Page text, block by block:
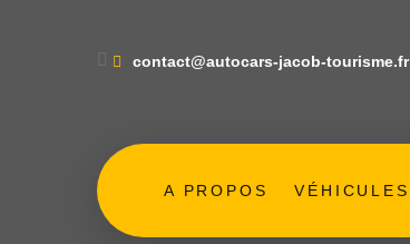
contact@autocars-jacob-tourisme.fr
A PROPOS VÉHICULES